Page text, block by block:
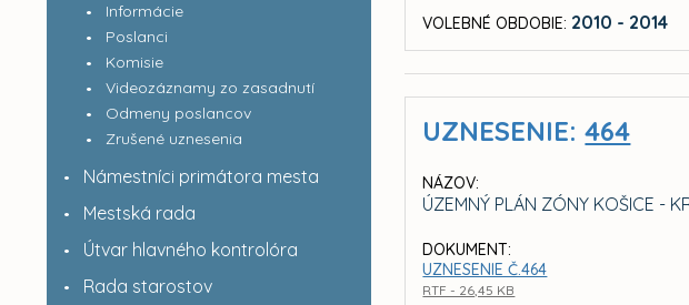
Informácie
Poslanci
Komisie
Videozáznamy zo zasadnutí
Odmeny poslancov
Zrušené uznesenia
Námestníci primátora mesta
Mestská rada
Útvar hlavného kontrolóra
Rada starostov
VOLEBNÉ OBDOBIE: 2010 - 2014
UZNESENIE:464
NÁZOV:
ÚZEMNÝ PLÁN ZÓNY KOŠICE -
DOKUMENT:
UZNESENIE Č.464
RTF - 26,45 KB